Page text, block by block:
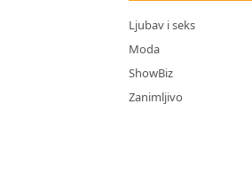
Ljubav i seks
Moda
ShowBiz
Zanimljivo